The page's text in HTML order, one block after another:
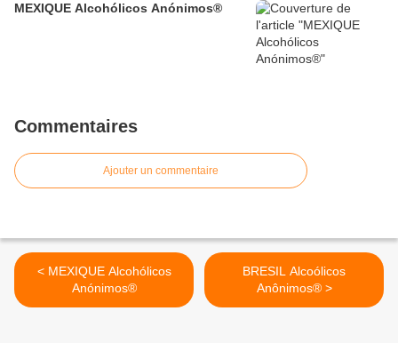
MEXIQUE Alcohólicos Anónimos®
Commentaires
Ajouter un commentaire
< MEXIQUE Alcohólicos
Anónimos®
BRESIL Alcoólicos
Anônimos® >